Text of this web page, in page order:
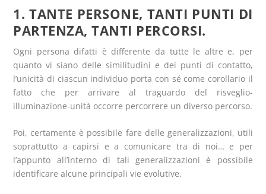
1. TANTE PERSONE, TANTI PUNTI DI
PARTENZA, TANTI PERCORSI.
Ogni persona difatti è differente da tutte le altre e, per
quanto vi siano delle similitudini e dei punti di contatto,
l’unicità di ciascun individuo porta con sé come corollario il
fatto che per arrivare al traguardo del risveglio-
illuminazione-unità occorre percorrere un diverso percorso.
Poi, certamente è possibile fare delle generalizzazioni, utili
soprattutto a capirsi e a comunicare tra di noi… e per
l’appunto all’interno di tali generalizzazioni è possibile
identificare alcune principali vie evolutive.